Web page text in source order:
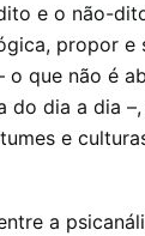
e o não-
propor e
o que não é
do dia a dia
e
a